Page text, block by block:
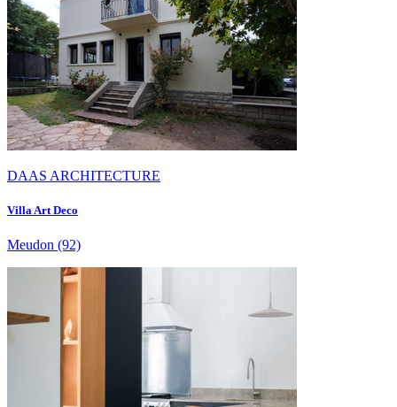
DAAS ARCHITECTURE
Villa Art Deco
Meudon (92)